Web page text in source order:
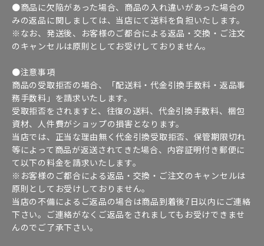
●商品に欠陥があった場合、商品の入れ違いがあった場合の
みの返品に関しましては、当店にて送料を負担いたします。
※なお、発送後、お客様のご都合による返品・交換・ご注文
のキャンセルは原則としてお受けしておりません。
●注意事項
商品の受取拒否の場合、「配送料・代金引換手数料・返品事
務手数料」を請求いたします。
受取拒否をされますと、往復の送料、代金引換手数料、梱包
資材、人件費がショップの損害となります。
当店では、正当な理由無く代金引換受取拒否、保管期限切れ
等によって商品が返送されてきた場合、内容証明付き郵便に
て以下の料金を請求いたします。
※お客様のご都合による返品・交換・ご注文のキャンセルは
原則としてお受けしておりません。
当店の不備によるご返品の場合は商品到着後7日以内にご連絡
下さい。ご連絡がなくご返品をされましてもお受けできませ
んのでご了承下さい。